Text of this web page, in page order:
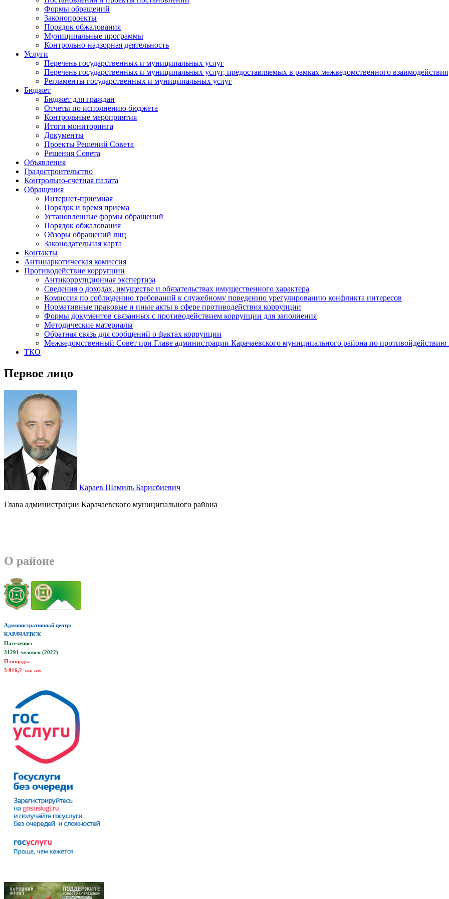
Формы обращений
Законопроекты
Порядок обжалования
Муниципальные программы
Контрольно-надзорная деятельность
Услуги
Перечень государственных и муниципальных услуг
Перечень государственных и муниципальных услуг, предоставляемых в рамках межведомственного взаимодействия
Регламенты государственных и муниципальных услуг
Бюджет
Бюджет для граждан
Отчеты по исполнению бюджета
Контрольные мероприятия
Итоги мониторинга
Документы
Проекты Решений Совета
Решения Совета
Объявления
Градостроительство
Контрольно-счетная палата
Обращения
Интернет-приемная
Порядок и время приема
Установленные формы обращений
Порядок обжалования
Обзоры обращений лиц
Законодательная карта
Контакты
Антинаркотическая комиссия
Противодействие коррупции
Антикоррупционная экспертиза
Сведения о доходах, имуществе и обязательствах имущественного характера
Комиссия по соблюдению требований к служебному поведению урегулированию конфликта интересов
Нормативные правовые и иные акты в сфере противодействия коррупции
Формы документов связанных с противодействием коррупции для заполнения
Методические материалы
Обратная связь для сообщений о фактах коррупции
Межведомственный Совет при Главе администрации Карачаевского муниципального района по
ТКО
Первое лицо
Караев Шамиль Барисбиевич
Глава администрации Карачаевского муниципального района
О районе
Административный центр:
КАРАЧАЕВСК
Население:
31291 человек (2022)
Площадь:
3 916,2 кв. км